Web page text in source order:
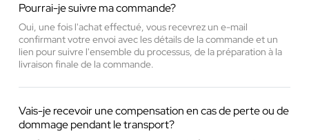
Pourrai-je suivre ma commande?
Oui, une fois l'achat effectué, vous recevrez un e-mail
confirmant votre envoi avec les détails de la commande et un
lien pour suivre l'ensemble du processus, de la préparation à la
livraison finale de la commande.
Vais-je recevoir une compensation en cas de perte ou de
dommage pendant le transport?